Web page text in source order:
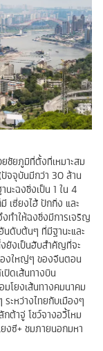
ชัยภูมิที่ตั้งที่เหมาะสม
ปัจจุบันมีกว่า 30 ล้าน
นะฉงชิ่งเป็น 1 ใน 4
เซี่ยงไฮ้ ปักกิ่ง และ
ทำให้ฉงชิ่งมีการเจริญ
นดับต้นๆ ที่มีฐานะและ
ยังเป็นฮับสำคัญที่จะ
องใหญ่ๆ ของจีนตอน
ปิดเส้นทางบิน
มโยงเส้นทางคมนาคม
ะหว่างไทยกับเมืองๆ
ต้าจู่ โชว์จางอวี้โหม
ยงซี+ ชมภายนอกมหา